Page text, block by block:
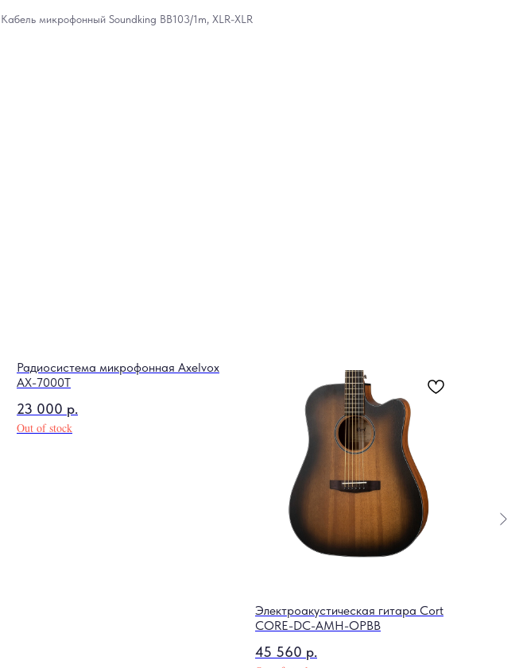
Кабель микрофонный Soundking BB103/1m, XLR-XLR
Радиосистема микрофонная Axelvox
AX-7000T
23 000 р.
Out of stock
Электроакустическая гитара Cort
CORE-DC-AMH-OPBB
45 560 р.